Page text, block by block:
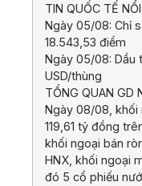
TIN QUỐC TẾ
Ngày 05/08: Chỉ
18.543,53 điểm
Ngày 05/08: Dầu
USD/thùng
TỔNG QUAN GD
Ngày 08/08, khối
119,61 tỷ đồng
khối ngoại bán
HNX, khối ngoại
đó 5 cổ phiếu